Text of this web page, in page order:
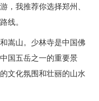
，我推荐你选择郑州、
线。
嵩山。少林寺是中国佛
国五岳之一的重要景
文化氛围和壮丽的山水